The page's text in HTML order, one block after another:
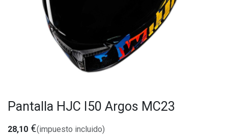
Pantalla HJC I50 Argos MC23
28,10 €(impuesto incluido)